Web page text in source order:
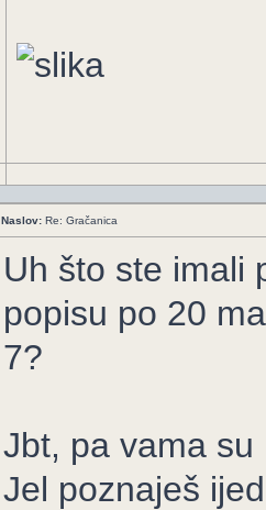
Naslov: Re: Gračanica
Uh što ste imali
popisu po 20
7?
Jbt, pa vama
Jel poznaješ